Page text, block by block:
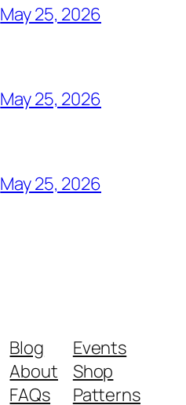
May 25, 2026
May 25, 2026
May 25, 2026
Blog
About
FAQs
Events
Shop
Patterns